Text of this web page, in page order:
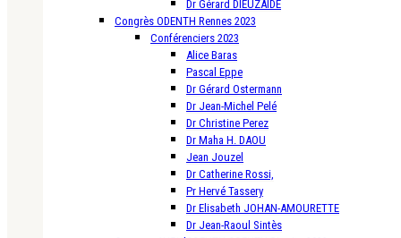
Dr Gérard DIEUZAIDE
Congrès ODENTH Rennes 2023
Conférenciers 2023
Alice Baras
Pascal Eppe
Dr Gérard Ostermann
Dr Jean-Michel Pelé
Dr Christine Perez
Dr Maha H. DAOU
Jean Jouzel
Dr Catherine Rossi,
Pr Hervé Tassery
Dr Elisabeth JOHAN-AMOURETTE
Dr Jean-Raoul Sintès